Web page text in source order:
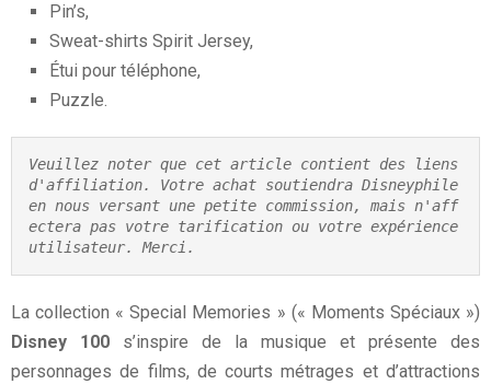
Pin’s,
Sweat-shirts Spirit Jersey,
Étui pour téléphone,
Puzzle.
Veuillez noter que cet article contient des liens
d'affiliation. Votre achat soutiendra Disneyphile
en nous versant une petite commission, mais n'aff
ectera pas votre tarification ou votre expérience
utilisateur. Merci.
La collection « Special Memories » (« Moments Spéciaux »)
Disney 100 s’inspire de la musique et présente des
personnages de films, de courts métrages et d’attractions